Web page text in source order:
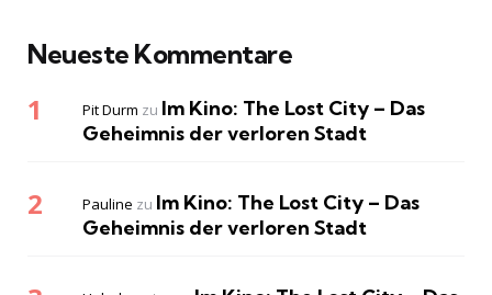
Neueste Kommentare
Pit Durm zu Im Kino: The Lost City – Das
Geheimnis der verloren Stadt
Pauline zu Im Kino: The Lost City – Das
Geheimnis der verloren Stadt